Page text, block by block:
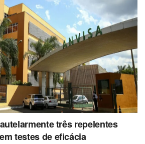
três repelentes
testes de eficácia